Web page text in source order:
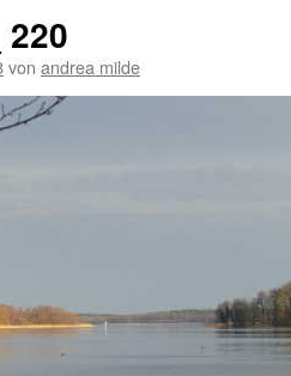
von andrea milde